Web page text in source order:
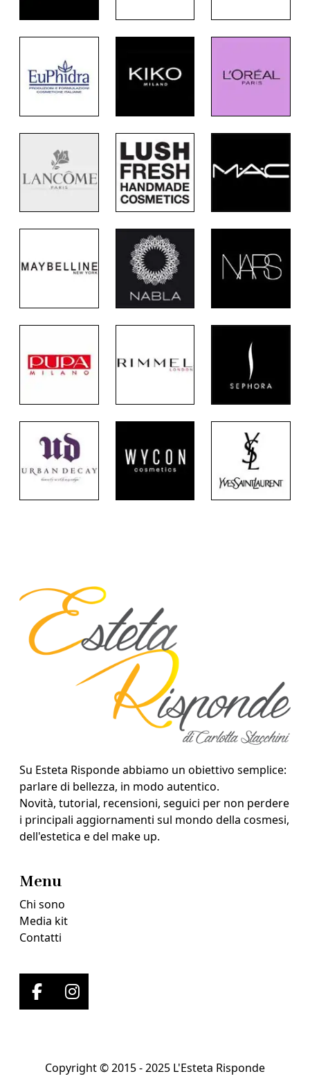
Su Esteta Risponde abbiamo un obiettivo semplice:
parlare di bellezza, in modo autentico.
Novità, tutorial, recensioni, seguici per non perdere
i principali aggiornamenti sul mondo della cosmesi,
dell'estetica e del make up.
Menu
Chi sono
Media kit
Contatti
Copyright © 2015 - 2025 L'Esteta Risponde